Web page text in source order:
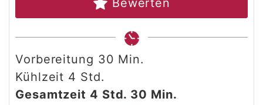
Bewerten
Vorbereitung 30 Minuten
Min.
Kühlzeit 4 Stunden
Std.
Gesamtzeit 4 Stunden
Std. 30 Minuten
Min.